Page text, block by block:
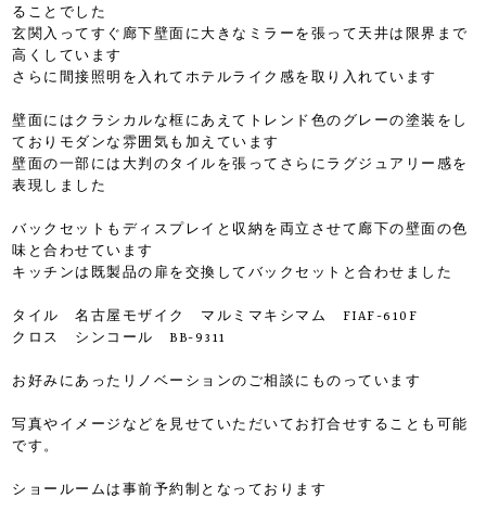
ることでした
玄関入ってすぐ廊下壁面に大きなミラーを張って天井は限界まで
高くしています
さらに間接照明を入れてホテルライク感を取り入れています
壁面にはクラシカルな框にあえてトレンド色のグレーの塗装をし
ておりモダンな雰囲気も加えています
壁面の一部には大判のタイルを張ってさらにラグジュアリー感を
表現しました
バックセットもディスプレイと収納を両立させて廊下の壁面の色
味と合わせています
キッチンは既製品の扉を交換してバックセットと合わせました
タイル 名古屋モザイク マルミマキシマム FIAF-610F
クロス シンコール BB-9311
お好みにあったリノベーションのご相談にものっています
写真やイメージなどを見せていただいてお打合せすることも可能
です。
ショールームは事前予約制となっております